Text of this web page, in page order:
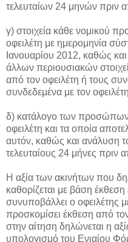
τελευταίων 24 μηνών πριν
γ) στοιχεία κάθε νομικού
οφειλέτη με ημερομηνία
Ιανουαρίου 2012, καθώς
άλλων περιουσιακών
από τον οφειλέτη ή τους
συνδεδεμένα με τον
δ) κατάλογο των προσώπων
οφειλέτη και τα οποία
αυτόν, καθώς και ανάλυση
τελευταίους 24 μήνες πριν
Η αξία των ακινήτων που
καθορίζεται με βάση
συνυποβάλλει ο οφειλέτης
προσκομίσει έκθεση από
στην αίτηση δηλώνεται η
υπολογισμό του Ενιαίου